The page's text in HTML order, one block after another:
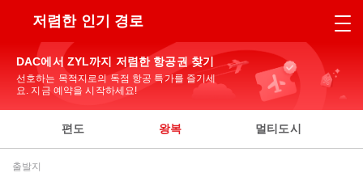
저렴한 인기 경로
DAC에서 ZYL까지 저렴한 항공권 찾기
선호하는 목적지로의 독점 항공 특가를 즐기세
요. 지금 예약을 시작하세요!
편도 왕복 멀티도시
출발지